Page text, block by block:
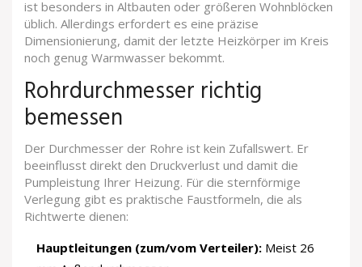
ist besonders in Altbauten oder größeren Wohnblöcken
üblich. Allerdings erfordert es eine präzise
Dimensionierung, damit der letzte Heizkörper im Kreis
noch genug Warmwasser bekommt.
Rohrdurchmesser richtig
bemessen
Der Durchmesser der Rohre ist kein Zufallswert. Er
beeinflusst direkt den Druckverlust und damit die
Pumpleistung Ihrer Heizung. Für die sternförmige
Verlegung gibt es praktische Faustformeln, die als
Richtwerte dienen:
Hauptleitungen (zum/vom Verteiler): Meist 26